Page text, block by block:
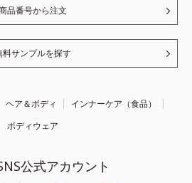
品番号から注文
料サンプルを探す
ヘア＆ボディ
インナーケア（食品）
ボディウェア
公式アカウント